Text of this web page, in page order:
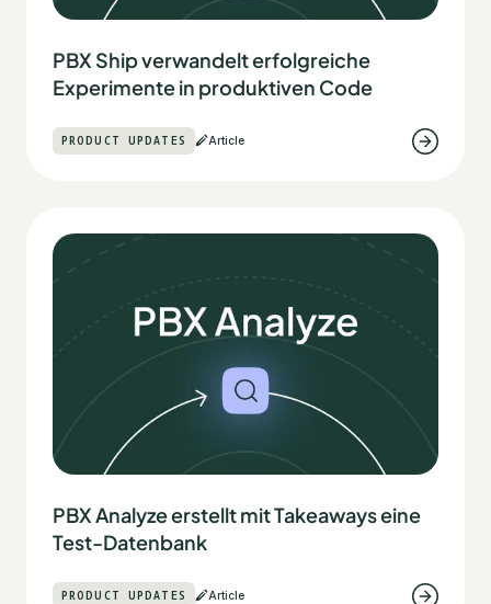
PBX Ship verwandelt erfolgreiche
Experimente in produktiven Code
PRODUCT UPDATES Article
PBX Analyze erstellt mit Takeaways eine
Test-Datenbank
PRODUCT UPDATES Article